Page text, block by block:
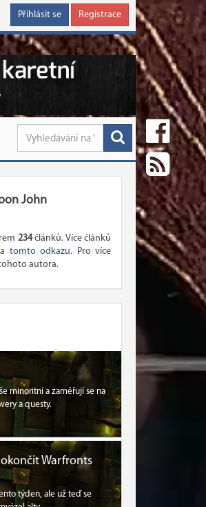
Přihlásit se Registrace
John
234článků. Více článků
tomto odkazu. Pro více
autora.
minoritní a zaměřují se na
a questy.
Warfronts
týden, ale už teď se